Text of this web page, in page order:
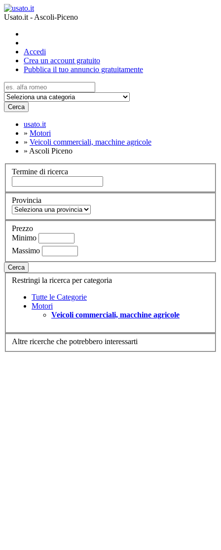
Usato.it - Ascoli-Piceno
Accedi
Crea un account gratuito
Pubblica il tuo annuncio gratuitamente
Cerca
usato.it
» Motori
» Veicoli commerciali, macchine agricole
» Ascoli Piceno
Termine di ricerca
Provincia
Prezzo
Minimo
Massimo
Cerca
Restringi la ricerca per categoria
Tutte le Categorie
Motori
Veicoli commerciali, macchine agricole
Altre ricerche che potrebbero interessarti